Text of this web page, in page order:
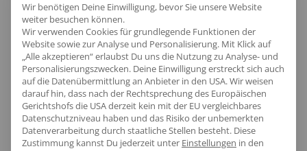
Größentabelle
Wir benötigen Deine Einwilligung, bevor Sie unsere Website
weiter besuchen können.
Wir verwenden Cookies für grundlegende Funktionen der
Website sowie zur Analyse und Personalisierung. Mit Klick auf
„Alle akzeptieren“ erlaubst Du uns die Nutzung zu Analyse- und
Personalisierungszwecken. Deine Einwilligung erstreckt sich auch
auf die Datenübermittlung an Anbieter in den USA. Wir weisen
darauf hin, dass nach der Rechtsprechung des Europäischen
Gerichtshofs die USA derzeit kein mit der EU vergleichbares
Datenschutzniveau haben und das Risiko der unbemerkten
Datenverarbeitung durch staatliche Stellen besteht. Diese
Zustimmung kannst Du jederzeit unter Einstellungen in den